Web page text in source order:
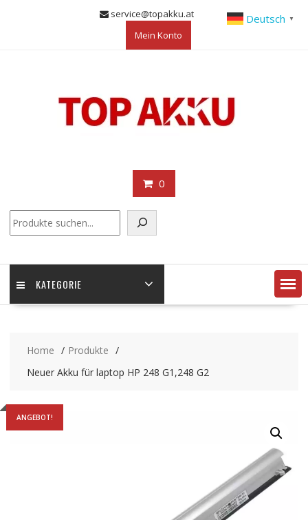
service@topakku.at
Mein Konto
0
KATEGORIE
Home
Produkte
Neuer Akku für laptop HP 248 G1,248 G2
ANGEBOT!
Deutsch ▼